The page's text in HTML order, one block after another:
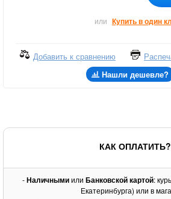
или Купить в один
Добавить к сравнению
Нашли дешевле?
КАК ОПЛАТИТЬ?
-Наличнымиили Банковской картой:
Екатеринбурга) или в